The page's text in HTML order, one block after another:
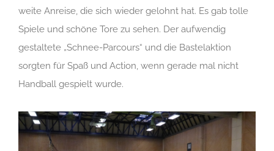
weite Anreise, die sich wieder gelohnt hat. Es gab tolle
Spiele und schöne Tore zu sehen. Der aufwendig
gestaltete „Schnee-Parcours“ und die Bastelaktion
sorgten für Spaß und Action, wenn gerade mal nicht
Handball gespielt wurde.